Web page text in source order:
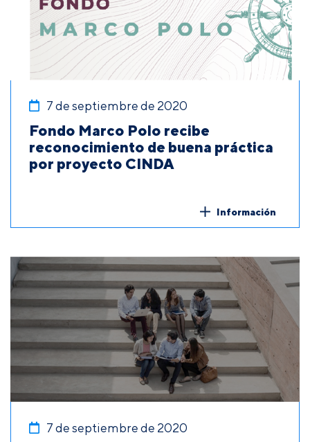
7 de septiembre de 2020
Fondo Marco Polo recibe
reconocimiento de buena práctica
por proyecto CINDA
Información
7 de septiembre de 2020